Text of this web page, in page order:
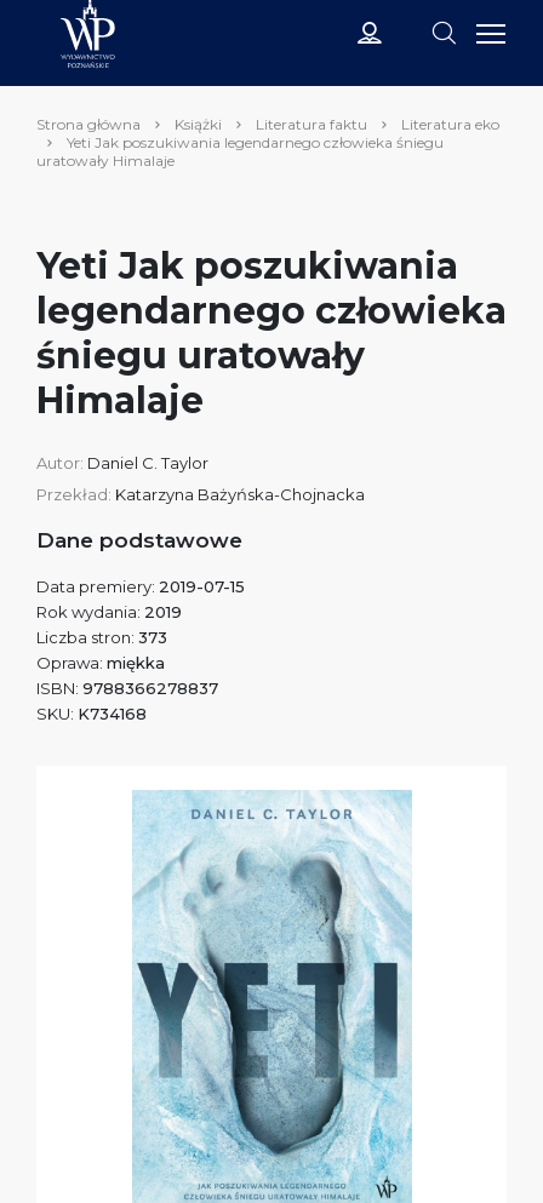
Strona główna Książki Literatura faktu
Literatura eko
Yeti Jak poszukiwania legendarnego człowieka śniegu
uratowały Himalaje
Yeti Jak poszukiwania
legendarnego człowieka
śniegu uratowały
Himalaje
Autor: Daniel C. Taylor
Przekład: Katarzyna Bażyńska-Chojnacka
Dane podstawowe
Data premiery: 2019-07-15
Rok wydania: 2019
Liczba stron: 373
Oprawa: miękka
ISBN: 9788366278837
SKU: K734168